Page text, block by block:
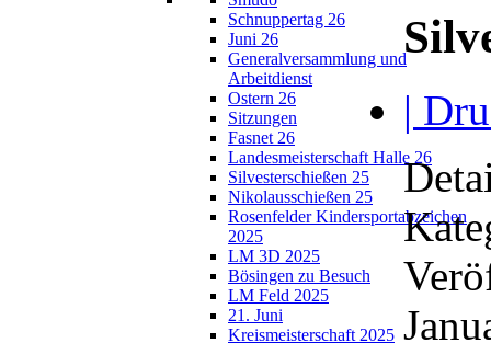
Schnuppertag 26
Juni 26
Generalversammlung und
Arbeitdienst
Ostern 26
Sitzungen
Fasnet 26
Landesmeisterschaft Halle 26
Silvesterschießen 25
Nikolausschießen 25
Rosenfelder Kindersportabzeichen
2025
LM 3D 2025
Bösingen zu Besuch
LM Feld 2025
21. Juni
Kreismeisterschaft 2025
|